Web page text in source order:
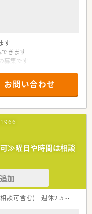
す
きます
募集です
お問い合わせ
≫曜日や時間は相談
加
談可含む) 週休2.5日以上